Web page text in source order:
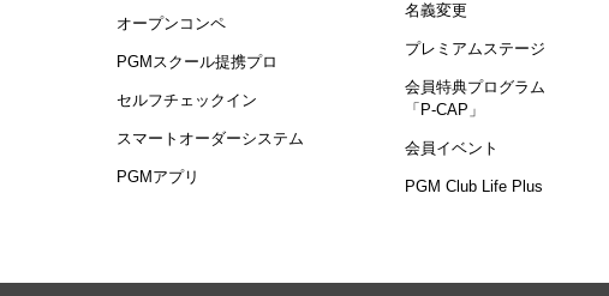
オープンコンペ
PGMスクール提携プロ
セルフチェックイン
スマートオーダーシステム
PGMアプリ
名義変更
プレミアムステージ
会員特典プログラム
「P-CAP」
会員イベント
PGM Club Life Plus